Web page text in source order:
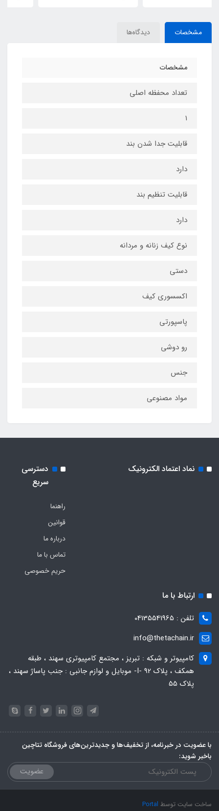
مشخصات دیدگاه‌ها
مشخصات
تعداد محفظه اصلی
۱
قابلیت جدا شدن بند
دارد
قابلیت تنظیم بند
دارد
نوع کیف زنانه و مردانه
دستی
اکسسوری کیف
پاسپورتی
رو دوشی
جنس
مواد مصنوعی
نماد اعتماد الکترونیک
دسترسی
سریع
راهنما
قوانین
درباره ما
تماس با ما
حریم خصوصی
ارتباط با ما
تلفن : 04135541965
info@thetachain.ir
کامپیوتر و شبکه : تبریز ، مجتمع کامپیوتری سهند ، طبقه
همکف ، پلاک 92 -I- موبایل و لوازم جانبی : جنب پاساژ سهند ،
پلاک 55
با عضویت در خبرنامه، از تخفیف‌ها و جدیدترین‌های فروشگاه تتاچین
باخبر شوید:
عضویت
ساخت سایت توسط Portal